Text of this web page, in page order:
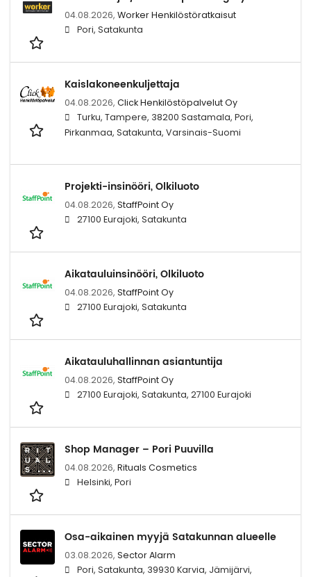
04.08.2026, Worker Henkilöstöratkaisut
Pori, Satakunta
Kaislakoneenkuljettaja
04.08.2026, Click Henkilöstöpalvelut Oy
Turku, Tampere, 38200 Sastamala, Pori,
Pirkanmaa, Satakunta, Varsinais-Suomi
Projekti-insinööri, Olkiluoto
04.08.2026, StaffPoint Oy
27100 Eurajoki, Satakunta
Aikatauluinsinööri, Olkiluoto
04.08.2026, StaffPoint Oy
27100 Eurajoki, Satakunta
Aikatauluhallinnan asiantuntija
04.08.2026, StaffPoint Oy
27100 Eurajoki, Satakunta, 27100 Eurajoki
Shop Manager – Pori Puuvilla
04.08.2026, Rituals Cosmetics
Helsinki, Pori
Osa-aikainen myyjä Satakunnan alueelle
03.08.2026, Sector Alarm
Pori, Satakunta, 39930 Karvia, Jämijärvi,